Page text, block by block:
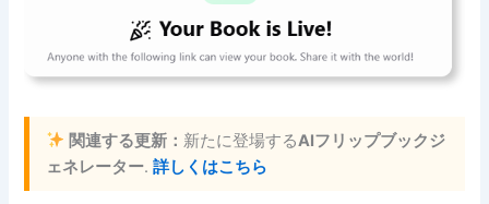
関連する更新： 新たに登場するAIフリップブックジ
ェネレーター.詳しくはこちら